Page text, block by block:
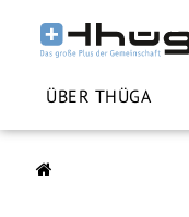
ÜBER THÜGA